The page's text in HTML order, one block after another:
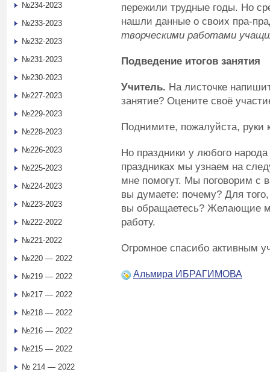
пережили трудные годы. Но
нашли данные о своих пра-
творческими работами
Подведение итогов занятия
Учитель. На листочке
занятие? Оцените своё
Поднимите, пожалуйста,
Но праздники у любого
праздниках мы узнаем на
мне помогут. Мы поговорим с
вы думаете: почему? Для
вы обращаетесь? Желающие
работу.
Огромное спасибо активным
Альмира ИБРАГИМОВА
№234-2023
№233-2023
№232-2023
№231-2023
№230-2023
№227-2023
№229-2023
№228-2023
№226-2023
№225-2023
№224-2023
№223-2023
№222-2022
№221-2022
№220 — 2022
№219 — 2022
№217 — 2022
№218 — 2022
№216 — 2022
№215 — 2022
№ 214 — 2022